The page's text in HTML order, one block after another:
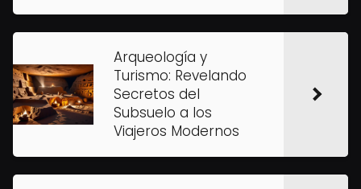
Arqueología y
Turismo: Revelando
Secretos del
Subsuelo a los
Viajeros Modernos